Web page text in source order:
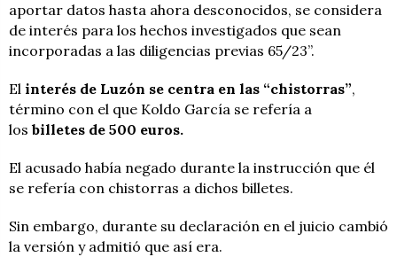
aportar datos hasta ahora desconocidos, se considera
de interés para los hechos investigados que sean
incorporadas a las diligencias previas 65/23”.
El interés de Luzón se centra en las “chistorras”,
término con el que Koldo García se refería a
los billetes de 500 euros.
El acusado había negado durante la instrucción que él
se refería con chistorras a dichos billetes.
Sin embargo, durante su declaración en el juicio cambió
la versión y admitió que así era.